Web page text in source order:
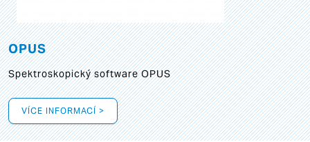
OPUS
Spektroskopický software OPUS
VÍCE INFORMACÍ >